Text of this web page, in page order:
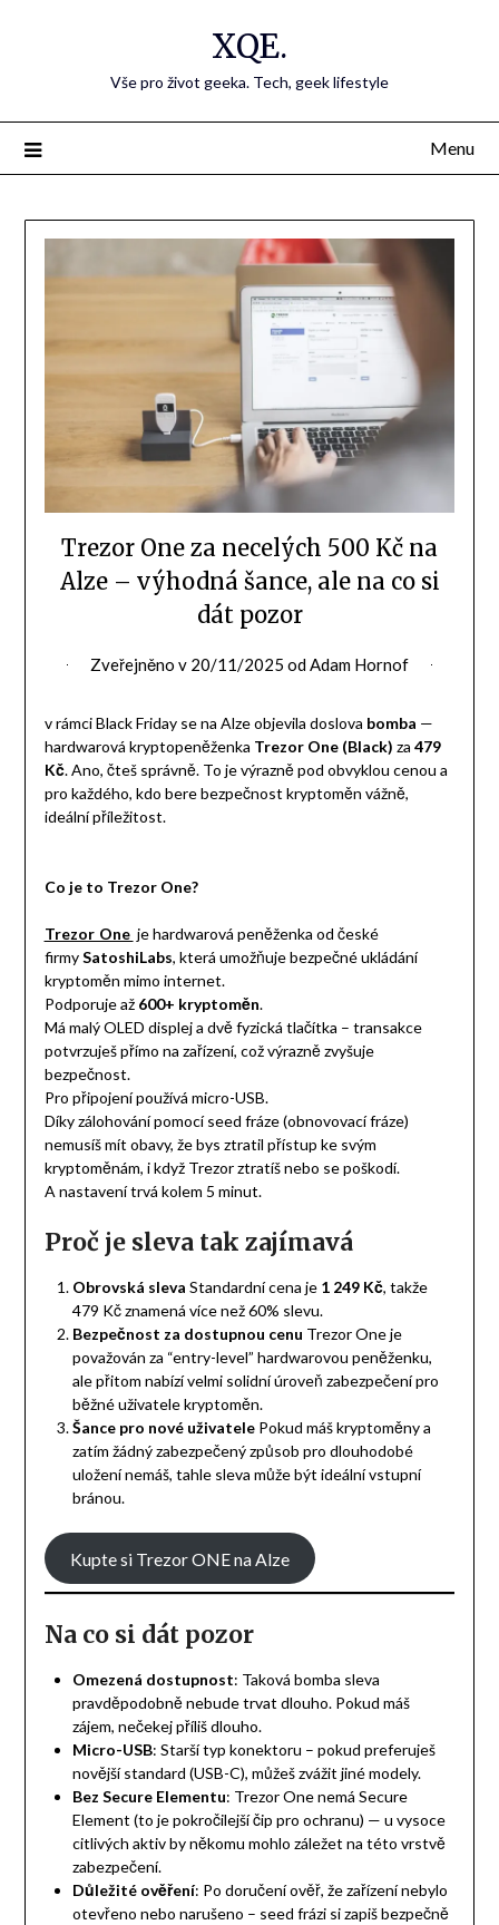
XQE.
Vše pro život geeka. Tech, geek lifestyle
Menu
Trezor One za necelých 500 Kč na
Alze – výhodná šance, ale na co si
dát pozor
Zveřejněno v 20/11/2025 odAdam Hornof
v rámci Black Friday se na Alze objevila doslova bomba —
hardwarová kryptopeněženka Trezor One (Black) za 479
Kč. Ano, čteš správně. To je výrazně pod obvyklou cenou a
pro každého, kdo bere bezpečnost kryptoměn vážně,
ideální příležitost.
Co je to Trezor One?
Trezor One je hardwarová peněženka od české
firmySatoshiLabs, která umožňuje bezpečné ukládání
kryptoměn mimo internet.
Podporuje až 600+ kryptoměn.
Má malý OLED displej a dvě fyzická tlačítka – transakce
potvrzuješ přímo na zařízení, což výrazně zvyšuje
bezpečnost.
Pro připojení používá micro-USB.
Díky zálohování pomocí seed fráze (obnovovací fráze)
nemusíš mít obavy, že bys ztratil přístup ke svým
kryptoměnám, i když Trezor ztratíš nebo se poškodí.
A nastavení trvá kolem 5 minut.
Proč je sleva tak zajímavá
Obrovská sleva Standardní cena je 1 249 Kč, takže
479 Kč znamená více než 60% slevu.
Bezpečnost za dostupnou cenu Trezor One je
považován za “entry-level” hardwarovou peněženku,
ale přitom nabízí velmi solidní úroveň zabezpečení pro
běžné uživatele kryptoměn.
Šance pro nové uživatelePokud máš kryptoměny a
zatím žádný zabezpečený způsob pro dlouhodobé
uložení nemáš, tahle sleva může být ideální vstupní
bránou.
Kupte si Trezor ONE na Alze
Na co si dát pozor
Omezená dostupnost: Taková bomba sleva
pravděpodobně nebude trvat dlouho. Pokud máš
zájem, nečekej příliš dlouho.
Micro-USB: Starší typ konektoru – pokud preferuješ
novější standard (USB-C), můžeš zvážit jiné modely.
Bez Secure Elementu: Trezor One nemá Secure
Element (to je pokročilejší čip pro ochranu) — u vysoce
citlivých aktiv by někomu mohlo záležet na této vrstvě
zabezpečení.
Důležité ověření: Po doručení ověř, že zařízení nebylo
otevřeno nebo narušeno – seed frázi si zapiš bezpečně